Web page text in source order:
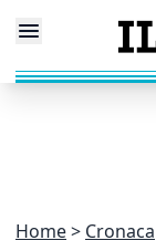
Home Cronaca